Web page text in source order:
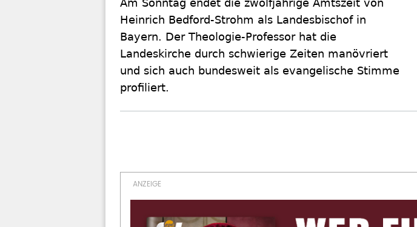
Am Sonntag endet die zwölfjährige Amtszeit von
Heinrich Bedford-Strohm als Landesbischof in
Bayern. Der Theologie-Professor hat die
Landeskirche durch schwierige Zeiten manövriert
und sich auch bundesweit als evangelische Stimme
profiliert.